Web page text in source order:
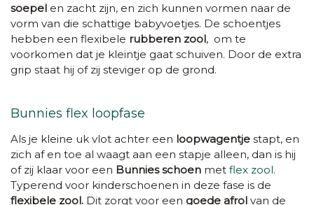
soepel en zacht zijn, en zich kunnen vormen naar de
vorm van die schattige babyvoetjes. De schoentjes
hebben een flexibele rubberen zool, om te
voorkomen dat je kleintje gaat schuiven. Door de extra
grip staat hij of zij steviger op de grond.
Bunnies flex loopfase
Als je kleine uk vlot achter een loopwagentje stapt, en
zich af en toe al waagt aan een stapje alleen, dan is hij
of zij klaar voor een Bunnies schoen met flex zool.
Typerend voor kinderschoenen in deze fase is de
flexibele zool. Dit zorgt voor een goede afrol van de